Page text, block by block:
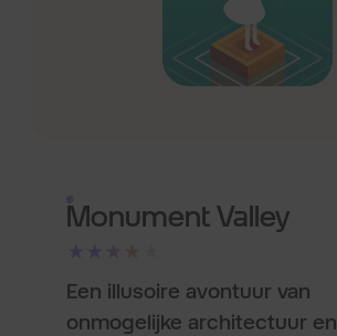
Monument Valley
Een illusoire avontuur van
onmogelijke architectuur en